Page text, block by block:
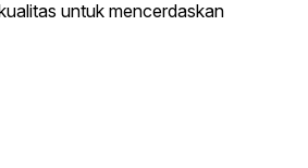
untuk mencerdaskan